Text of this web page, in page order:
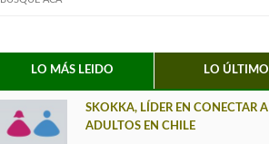
LO MÁS LEIDO LO ÚLTIMO
SKOKKA, LÍDER EN CONECTAR A
ADULTOS EN CHILE